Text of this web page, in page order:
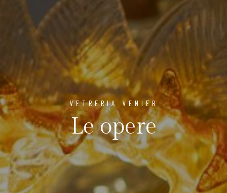
VETRERIA VENIER
Le opere